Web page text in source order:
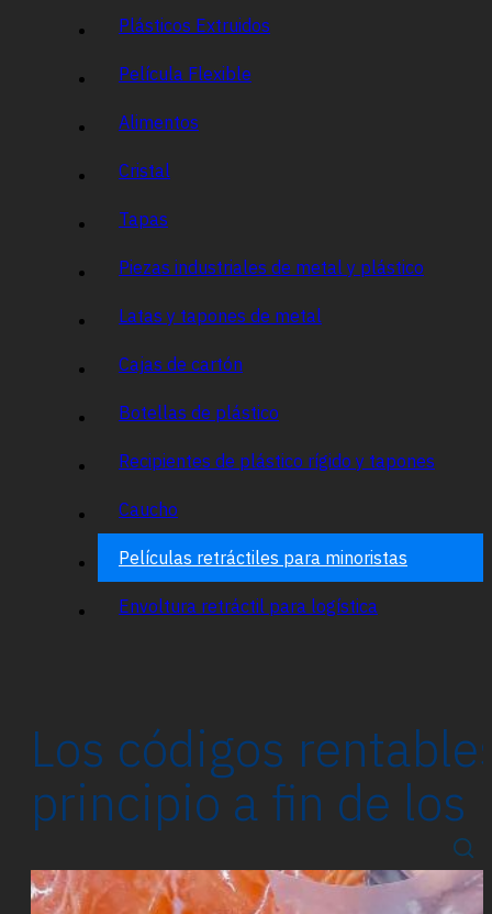
Plásticos Extruidos
Película Flexible
Alimentos
Cristal
Tapas
Piezas industriales de metal y plástico
Latas y tapones de metal
Cajas de cartón
Botellas de plástico
Recipientes de plástico rígido y tapones
Caucho
Películas retráctiles para minoristas
Envoltura retráctil para logística
Los códigos
principio a fin de